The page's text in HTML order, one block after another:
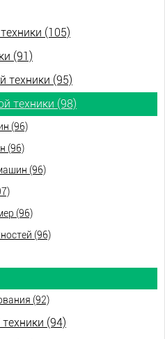
(105)
(91)
техники (95)
техники (98)
(96)
(96)
(96)
(96)
(96)
(92)
(94)